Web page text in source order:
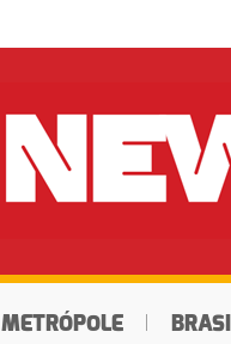
METRÓPOLE